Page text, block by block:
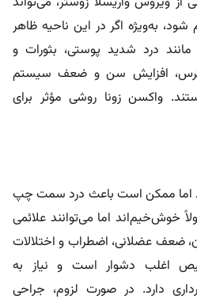
به‌ویژه اگر در این ناحیه ظاهر
درد شدید پوستی، بثورات و
افزایش سن و ضعف سیستم
واکسن زونا روشی مؤثر برای
اما ممکن است باعث درد سمت چپ
خوش‌خیم‌اند اما می‌توانند علائمی
ضعف عضلانی، اضطراب و اختلالات
اغلب دشوار است و نیاز به
دارد. در صورت لزوم، جراحی